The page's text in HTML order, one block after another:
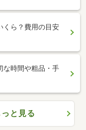
くら？費用の目安
な時間や粗品・手
と見る